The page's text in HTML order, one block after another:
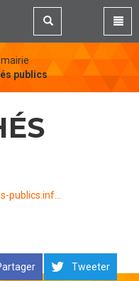
publics
publics.inf...
Tweeter